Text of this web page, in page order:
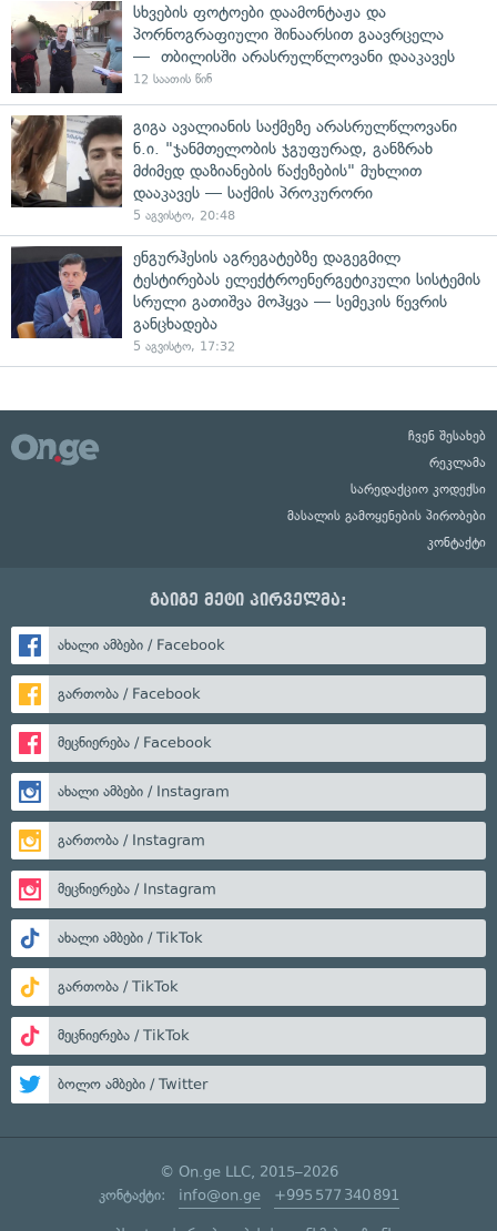
სხვების ფოტოები დაამონტაჟა და
პორნოგრაფიული შინაარსით გაავრცელა
— თბილისში არასრულწლოვანი დააკავეს
12 საათის წინ
გიგა ავალიანის საქმეზე არასრულწლოვანი
ნ.ი. "ჯანმთელობის ჯგუფურად, განზრახ
მძიმედ დაზიანების წაქეზების" მუხლით
დააკავეს — საქმის პროკურორი
5 აგვისტო, 20:48
ენგურჰესის აგრეგატებზე დაგეგმილ
ტესტირებას ელექტროენერგეტიკული სისტემის
სრული გათიშვა მოჰყვა — სემეკის წევრის
განცხადება
5 აგვისტო, 17:32
ჩვენ შესახებ
რეკლამა
სარედაქციო კოდექსი
მასალის გამოყენების პირობები
კონტაქტი
გაიგე მეტი პირველმა:
ახალი ამბები / Facebook
გართობა / Facebook
მეცნიერება / Facebook
ახალი ამბები / Instagram
გართობა / Instagram
მეცნიერება / Instagram
ახალი ამბები / TikTok
გართობა / TikTok
მეცნიერება / TikTok
ბოლო ამბები / Twitter
© On.ge LLC, 2015–2026
კონტაქტი: info@on.ge +995 577 340 891